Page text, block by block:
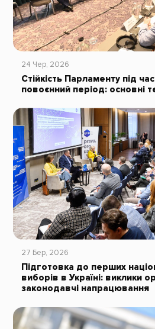
24 Чер, 2026
Стійкість Парламенту під
повоєнний період: основні
27 Бер, 2026
Підготовка до перших
виборів в Україні: виклики
законодавчі напрацювання